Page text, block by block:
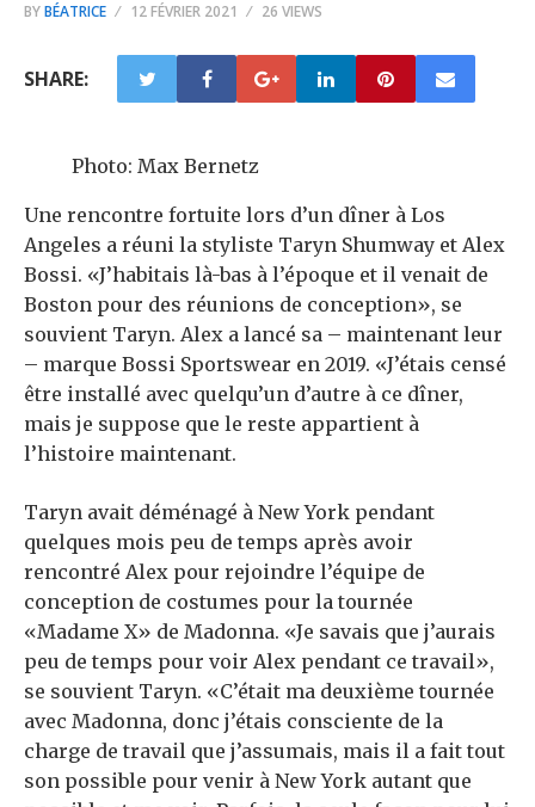
BYBÉATRICE 12 FÉVRIER 2021 26 VIEWS
SHARE:
Photo: Max Bernetz
Une rencontre fortuite lors d’un dîner à Los
Angeles a réuni la styliste Taryn Shumway et Alex
Bossi. «J’habitais là-bas à l’époque et il venait de
Boston pour des réunions de conception», se
souvient Taryn. Alex a lancé sa – maintenant leur
– marque Bossi Sportswear en 2019. «J’étais censé
être installé avec quelqu’un d’autre à ce dîner,
mais je suppose que le reste appartient à
l’histoire maintenant.
Taryn avait déménagé à New York pendant
quelques mois peu de temps après avoir
rencontré Alex pour rejoindre l’équipe de
conception de costumes pour la tournée
«Madame X» de Madonna. «Je savais que j’aurais
peu de temps pour voir Alex pendant ce travail»,
se souvient Taryn. «C’était ma deuxième tournée
avec Madonna, donc j’étais consciente de la
charge de travail que j’assumais, mais il a fait tout
son possible pour venir à New York autant que